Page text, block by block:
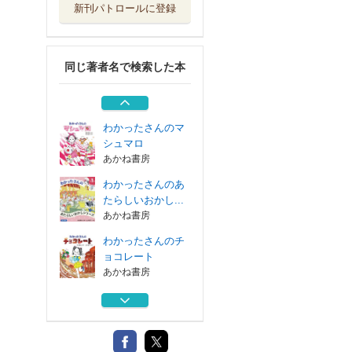
新刊パトロールに登録
同じ著者名で検索した本
ぼくは王さまとも
理論社
わかったさんのス
イートポテト
あかね書房
わかったさんのマ
シュマロ
あかね書房
わかったさんのあ
たらしいおかし...
あかね書房
わかったさんのチ
ョコレート
あかね書房
ぼくは王さまとも
理論社